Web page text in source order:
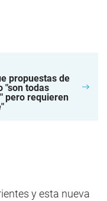
propuestas de
"son todas
pero requieren
y esta nueva